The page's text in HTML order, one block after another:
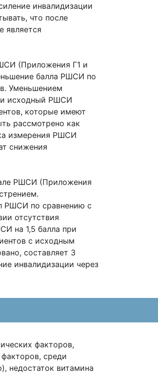
инвалидизации
что после
является
(Приложения Г1 и
балла РШСИ по
Уменьшением
исходный РШСИ
которые имеют
рассмотрено как
измерения РШСИ
снижения
РШСИ (Приложения
РШСИ по сравнению с
отсутствия
на 1,5 балла при
с исходным
составляет 3
инвалидизации через
факторов,
среди
недостаток витамина